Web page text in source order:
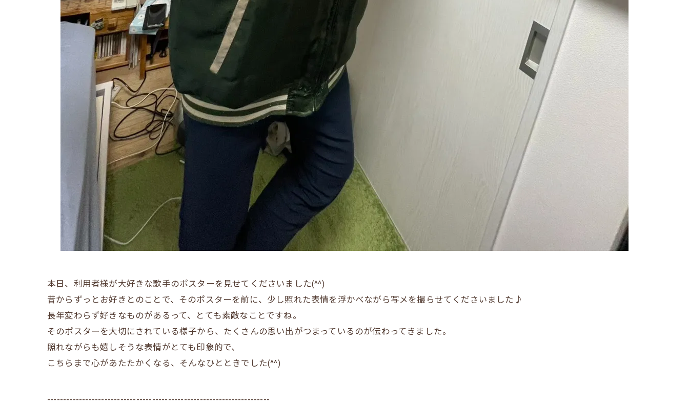
本日、利用者様が大好きな歌手のポスターを見せてくださいました(^^)
昔からずっとお好きとのことで、そのポスターを前に、少し照れた表情を浮かべながら写メを撮らせてくださいました♪
長年変わらず好きなものがあるって、とても素敵なことですね。
そのポスターを大切にされている様子から、たくさんの思い出がつまっているのが伝わってきました。
照れながらも嬉しそうな表情がとても印象的で、
こちらまで心があたたかくなる、そんなひとときでした(^^)
----------------------------------------------------------------------